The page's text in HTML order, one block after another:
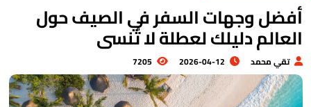
وجهات السفر في الصيف حول
دليلك لعطلة لا تُنسى
تقي محمد 2026-04-12
7205